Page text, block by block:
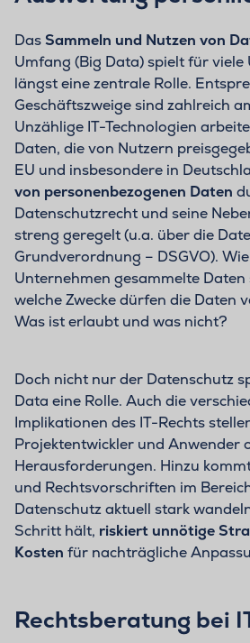
DasSammeln und Nutzen von
Umfang (Big Data) spielt für viele
längst eine zentrale Rolle.
Geschäftszweige sind zahlreich
Unzählige IT-Technologien
Daten, die von Nutzern
EU und insbesondere in
von personenbezogenen Daten
Datenschutzrecht und seine
streng geregelt (u.a. über die
Grundverordnung – DSGVO).
Unternehmen gesammelte
welche Zwecke dürfen die Daten
Was ist erlaubt und was nicht?
Doch nicht nur der Datenschutz
Data eine Rolle. Auch die
Implikationen des IT-Rechts
Projektentwickler und Anwender
Herausforderungen. Hinzu
und Rechtsvorschriften im
Datenschutz aktuell stark
Schritt hält, riskiert unnötige
Kosten für nachträgliche
Rechtsberatung bei